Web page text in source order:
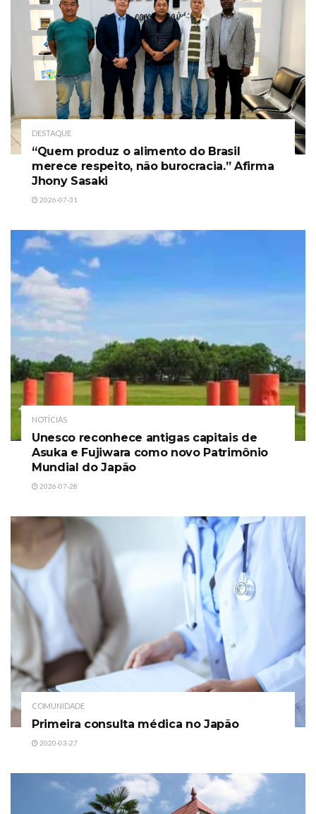
DESTAQUE
“Quem produz o alimento do Brasil
merece respeito, não burocracia.” Afirma
Jhony Sasaki
2026-07-31
NOTÍCIAS
Unesco reconhece antigas capitais de
Asuka e Fujiwara como novo Patrimônio
Mundial do Japão
2026-07-28
COMUNIDADE
Primeira consulta médica no Japão
2020-03-27